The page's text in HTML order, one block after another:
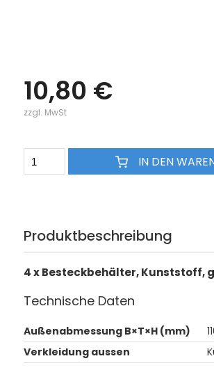
10,80 €
zzgl. MwSt
IN DEN
Produktbeschreibung
4 x Besteckbehälter, Kunststoff,
Technische Daten
Außenabmessung B×T×H (mm)
Verkleidung aussen